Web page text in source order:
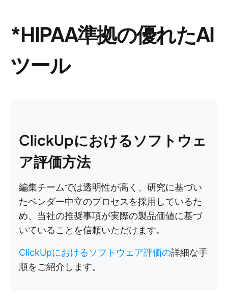
*HIPAA準拠の優れたAI
ツール
ClickUpにおけるソフトウェ
ア評価方法
編集チームでは透明性が高く、研究に基づい
たベンダー中立のプロセスを採用しているた
め、当社の推奨事項が実際の製品価値に基づ
いていることを信頼いただけます。
ClickUpにおけるソフトウェア評価の詳細な手
順をご紹介します。